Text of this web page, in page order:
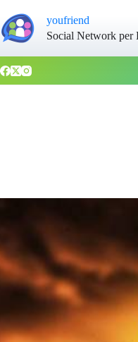
youfriend
Social Network per